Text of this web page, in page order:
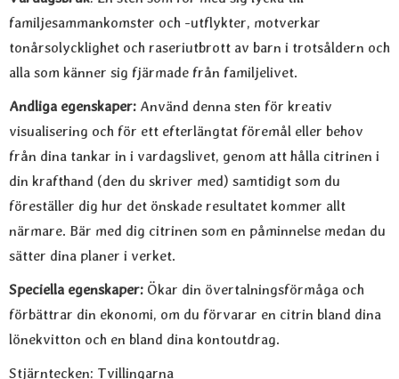
familjesammankomster och -utflykter, motverkar
tonårsolycklighet och raseriutbrott av barn i trotsåldern och
alla som känner sig fjärmade från familjelivet.
Andliga egenskaper: Använd denna sten för kreativ
visualisering och för ett efterlängtat föremål eller behov
från dina tankar in i vardagslivet, genom att hålla citrinen i
din krafthand (den du skriver med) samtidigt som du
föreställer dig hur det önskade resultatet kommer allt
närmare. Bär med dig citrinen som en påminnelse medan du
sätter dina planer i verket.
Speciella egenskaper: Ökar din övertalningsförmåga och
förbättrar din ekonomi, om du förvarar en citrin bland dina
lönekvitton och en bland dina kontoutdrag.
Stjärntecken: Tvillingarna